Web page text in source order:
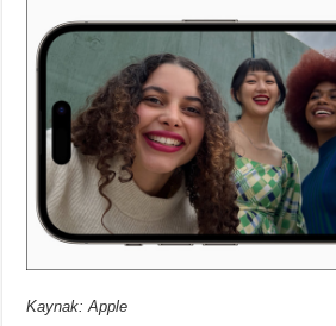
Kaynak: Apple